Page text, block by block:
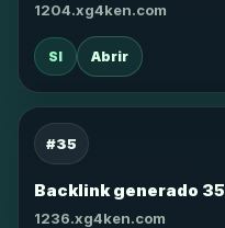
1204.xg4ken.com
SI Abrir
#35
Backlink generado 35
1236.xg4ken.com